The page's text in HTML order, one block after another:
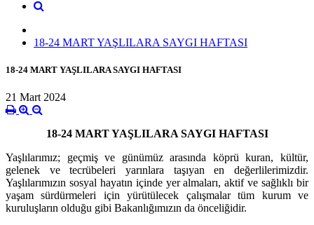
18-24 MART YAŞLILARA SAYGI HAFTASI
18-24 MART YAŞLILARA SAYGI HAFTASI
21 Mart 2024
18-24 MART YAŞLILARA SAYGI HAFTASI
Yaşlılarımız; geçmiş ve günümüz arasında köprü kuran, kültür,
gelenek ve tecrübeleri yarınlara taşıyan en değerlilerimizdir.
Yaşlılarımızın sosyal hayatın içinde yer almaları, aktif ve sağlıklı bir
yaşam sürdürmeleri için yürütülecek çalışmalar tüm kurum ve
kuruluşların olduğu gibi Bakanlığımızın da önceliğidir.